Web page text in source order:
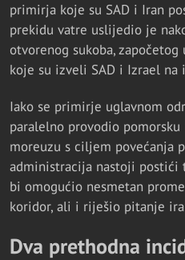
primirja koje su SAD i Iran
prekidu vatre uslijedio je
otvorenog sukoba,
koje su izveli SAD i Izrael na
Iako se primirje uglavnom
paralelno provodio
moreuzu s ciljem povećanja
administracija nastoji
bi omogućio nesmetan
koridor, ali i riješio pitanje
Dva prethodna